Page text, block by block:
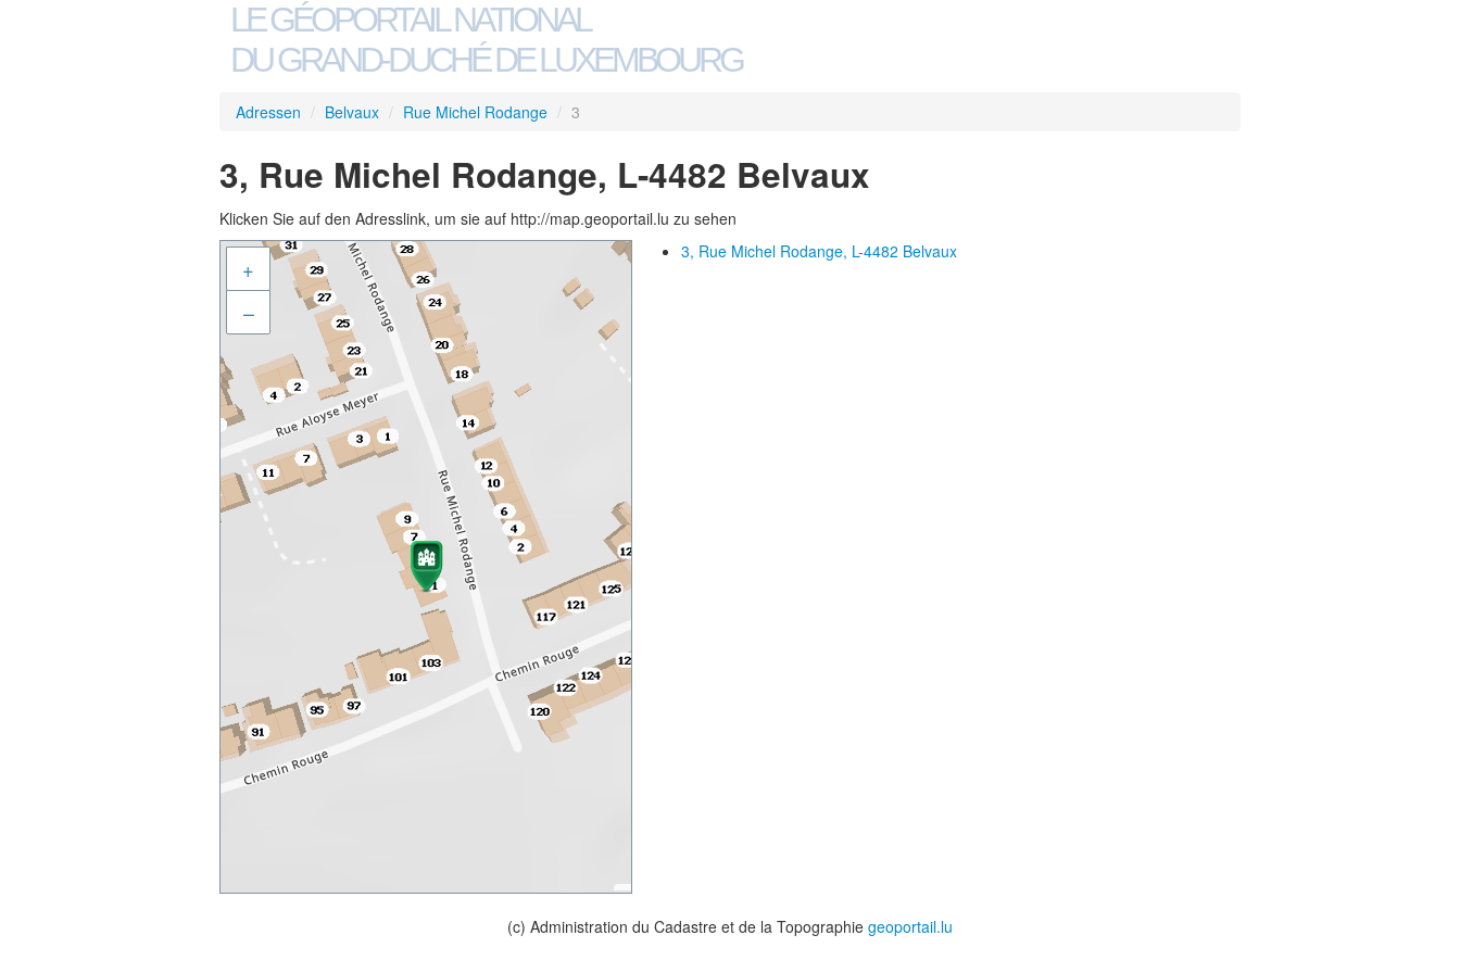
LE GÉOPORTAIL NATIONAL
DU GRAND-DUCHÉ DE LUXEMBOURG
Adressen / Belvaux / Rue Michel Rodange / 3
3, Rue Michel Rodange, L-4482 Belvaux
Klicken Sie auf den Adresslink, um sie auf http://map.geoportail.lu zu sehen
+
–
3, Rue Michel Rodange, L-4482 Belvaux
(c) Administration du Cadastre et de la Topographie geoportail.lu